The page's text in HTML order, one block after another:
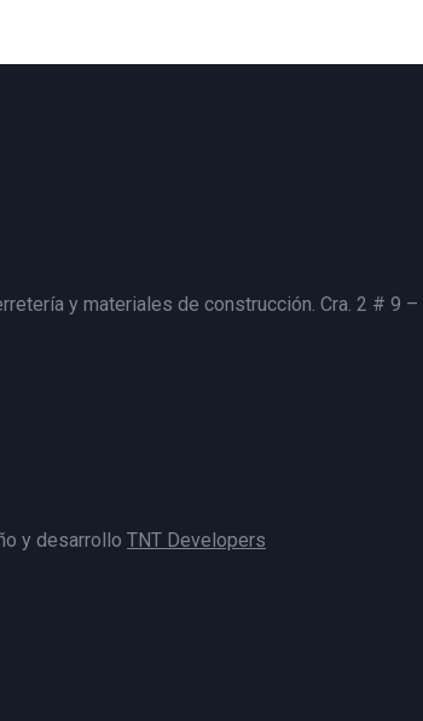
y materiales de construcción. Cra. 2 # 9
y desarrollo TNT Developers